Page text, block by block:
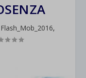
Flash_Mob_2016,